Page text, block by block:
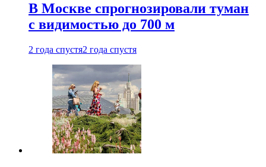
В Москве спрогнозировали туман
с видимостью до 700 м
2 года спустя2 года спустя